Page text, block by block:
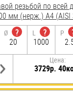
резьбой по всей
мм (нерж.) A4 (AISI
Ø
?
20
L
?
1000
P
Цена:
3729р.